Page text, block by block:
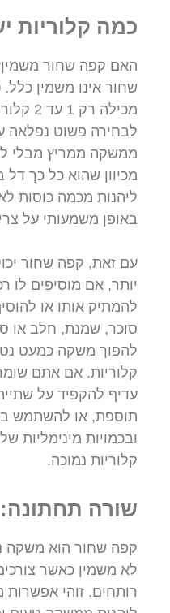
כמה קלוריות
האם קפה שחור
שחור אינו משמין
מכילה
לבחירה פשוט נפלאה
ממשקה ממריץ מבלי
מכיוון שהוא כל כך דל
ליהנות מכמה כוסות
באופן משמעותי על
עם זאת, קפה שחור
יותר, אם מוסיפים לו
להמתיק אותו או
סוכר, שמנת, חלב או
להפוך משקה כמעט
קלוריות. אם אתם
עדיף להקפיד על
תוספת, או להשתמש
ובכמויות מינימליות
קלוריות נמוכה.
שורה תחתונה:
קפה שחור הוא משקה
לא משמין כאשר
רותחים. זוהי